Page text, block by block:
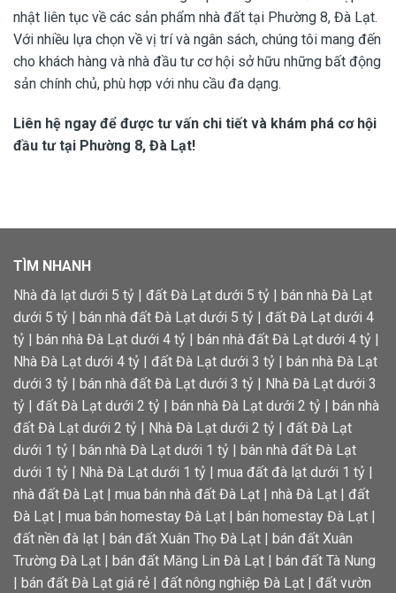
nhật liên tục về các sản phẩm nhà đất tại Phường 8, Đà Lạt.
Với nhiều lựa chọn về vị trí và ngân sách, chúng tôi mang đến
cho khách hàng và nhà đầu tư cơ hội sở hữu những bất động
sản chính chủ, phù hợp với nhu cầu đa dạng.
Liên hệ ngay để được tư vấn chi tiết và khám phá cơ hội
đầu tư tại Phường 8, Đà Lạt!
TÌM NHANH
Nhà đà lạt dưới 5 tỷ
đất Đà Lạt dưới 5 tỷ
bán nhà Đà Lạt
dưới 5 tỷ
bán nhà đất Đà Lạt dưới 5 tỷ
đất Đà Lạt dưới 4
tỷ
bán nhà Đà Lạt dưới 4 tỷ bán nhà đất Đà Lạt dưới 4 tỷ
Nhà Đà Lạt dưới 4 tỷ
đất Đà Lạt dưới 3 tỷ
bán nhà Đà Lạt
dưới 3 tỷ
bán nhà đất Đà Lạt dưới 3 tỷ
Nhà Đà Lạt dưới 3
tỷ
đất Đà Lạt dưới 2 tỷ bán nhà Đà Lạt dưới 2 tỷ
bán nhà
đất Đà Lạt dưới 2 tỷ
Nhà Đà Lạt dưới 2 tỷ
đất Đà Lạt
dưới 1 tỷ
bán nhà Đà Lạt dưới 1 tỷ
bán nhà đất Đà Lạt
dưới 1 tỷ
Nhà Đà Lạt dưới 1 tỷ mua đất đà lạt dưới 1 tỷ
nhà đất Đà Lạt
mua bán nhà đất Đà Lạt nhà Đà Lạt
đất
Đà Lạt
mua bán homestay Đà Lạt bán homestay Đà Lạt
đất nền đà lạt
bán đất Xuân Thọ Đà Lạt
bán đất Xuân
Trường Đà Lạt
bán đất Măng Lin Đà Lạt
bán đất Tà Nung
bán đất Đà Lạt giá rẻ đất nông nghiệp Đà Lạt
đất vườn